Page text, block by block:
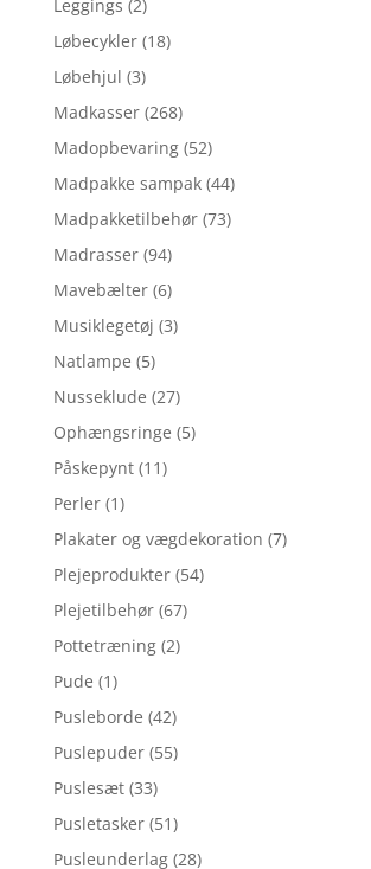
Leggings (2)
Løbecykler (18)
Løbehjul (3)
Madkasser (268)
Madopbevaring (52)
Madpakke sampak (44)
Madpakketilbehør (73)
Madrasser (94)
Mavebælter (6)
Musiklegetøj (3)
Natlampe (5)
Nusseklude (27)
Ophængsringe (5)
Påskepynt (11)
Perler (1)
Plakater og vægdekoration (7)
Plejeprodukter (54)
Plejetilbehør (67)
Pottetræning (2)
Pude (1)
Pusleborde (42)
Puslepuder (55)
Puslesæt (33)
Pusletasker (51)
Pusleunderlag (28)